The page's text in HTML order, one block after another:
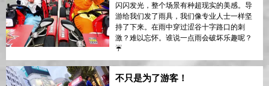
闪闪发光，整个场景有种超现实的美感。导
游给我们发了雨具，我们像专业人士一样坚
持了下来。在雨中穿过涩谷十字路口的刺
激？难以忘怀。谁说一点雨会破坏乐趣呢？
☔
不只是为了游客！